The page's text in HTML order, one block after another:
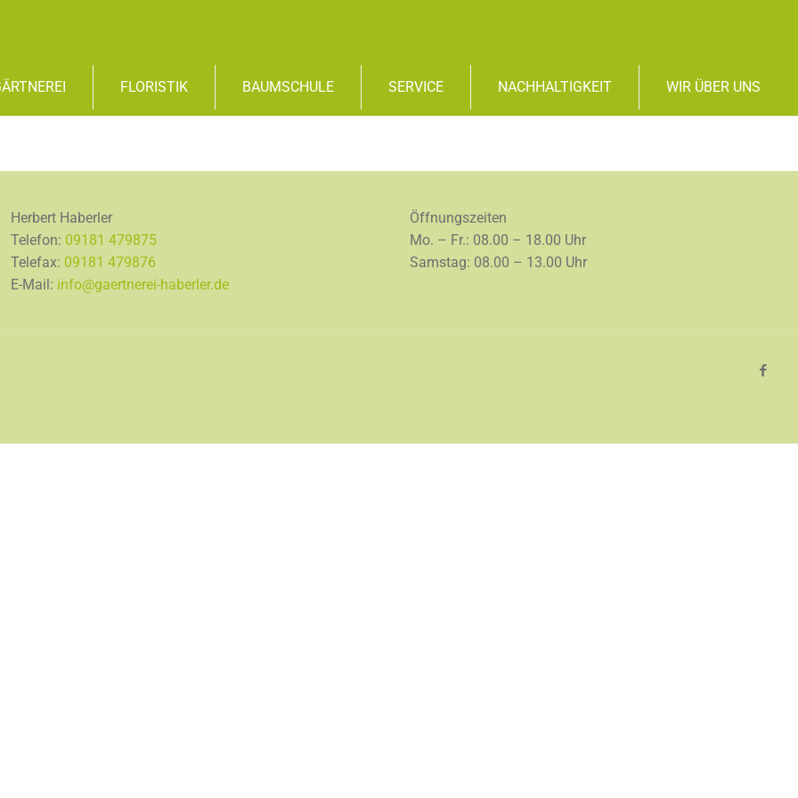
FLORISTIK BAUMSCHULE SERVICE NACHHALTIGKEIT WIR ÜBER UNS
Herbert Haberler
Telefon: 09181 479875
Telefax: 09181 479876
E-Mail: info@gaertnerei-haberler.de
Öffnungszeiten
Mo. – Fr.: 08.00 – 18.00 Uhr
Samstag: 08.00 – 13.00 Uhr